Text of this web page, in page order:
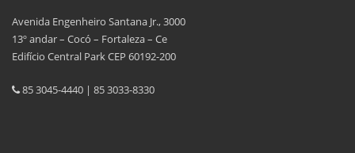
Avenida Engenheiro Santana Jr., 3000
13º andar – Cocó – Fortaleza – Ce
Edifício Central Park CEP 60192-200
85 3045-4440 | 85 3033-8330